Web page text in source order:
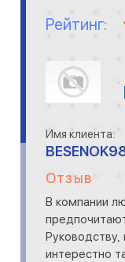
Рейтинг:
Имя клиента:
Отзыв
В компании
Руководству,
интерестно